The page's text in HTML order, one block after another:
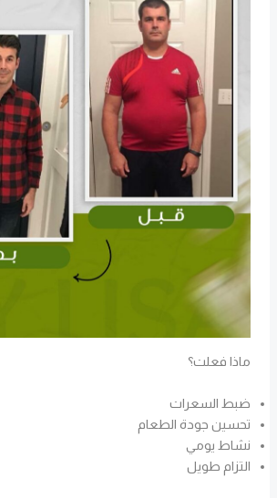
ماذا فعلت؟
ضبط السعرات
تحسين جودة الطعام
نشاط يومي
التزام طويل